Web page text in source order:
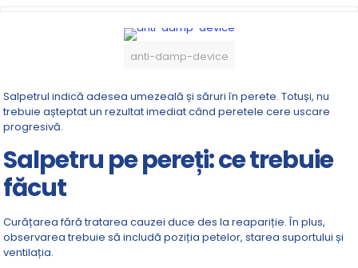
anti-damp-device
Salpetrul indică adesea umezeală și săruri în perete. Totuși, nu
trebuie așteptat un rezultat imediat când peretele cere uscare
progresivă.
Salpetru pe pereți: ce trebuie
făcut
Curățarea fără tratarea cauzei duce des la reapariție. În plus,
observarea trebuie să includă poziția petelor, starea suportului și
ventilația.